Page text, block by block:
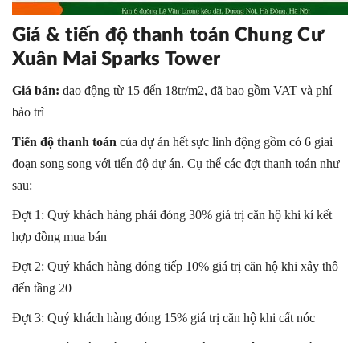
Giá & tiến độ thanh toán Chung Cư
Xuân Mai Sparks Tower
Giá bán: dao động từ 15 đến 18tr/m2, đã bao gồm VAT và phí
bảo trì
Tiến độ thanh toán của dự án hết sực linh động gồm có 6 giai
đoạn song song với tiến độ dự án. Cụ thể các đợt thanh toán như
sau:
Đợt 1: Quý khách hàng phải đóng 30% giá trị căn hộ khi kí kết
hợp đồng mua bán
Đợt 2: Quý khách hàng đóng tiếp 10% giá trị căn hộ khi xây thô
đến tầng 20
Đợt 3: Quý khách hàng đóng 15% giá trị căn hộ khi cất nóc